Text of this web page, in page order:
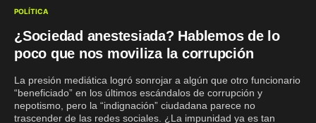
POLÍTICA
¿Sociedad anestesiada? Hablemos de lo
poco que nos moviliza la corrupción
La presión mediática logró sonrojar a algún que otro funcionario
“beneficiado” en los últimos escándalos de corrupción y
nepotismo, pero la “indignación” ciudadana parece no
trascender de las redes sociales. ¿La impunidad ya es tan